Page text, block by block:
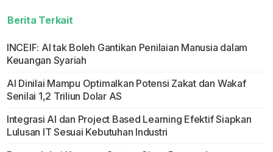
Berita Terkait
INCEIF: AI tak Boleh Gantikan Penilaian Manusia dalam
Keuangan Syariah
AI Dinilai Mampu Optimalkan Potensi Zakat dan Wakaf
Senilai 1,2 Triliun Dolar AS
Integrasi AI dan Project Based Learning Efektif Siapkan
Lulusan IT Sesuai Kebutuhan Industri